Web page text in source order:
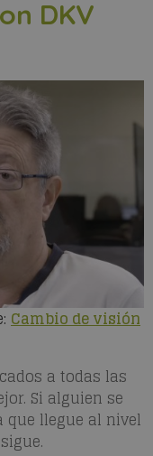
DKV
Cambio de visión
a todas las
Si alguien se
que llegue al nivel